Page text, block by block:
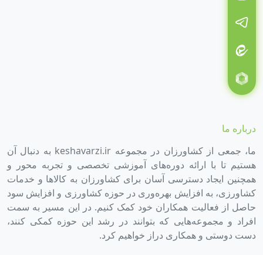
درباره ما
ما، جمعی از کشاورزان در مجموعه keshavarzi.ir به دنبال آن
هستیم تا با ارائه دوره‌های آموزشی تخصصی و تجربه محور و
همچنین ایجاد دسترسی آسان برای کشاورزان به کالاها و خدمات
کشاورزی، به افزایش بهره‌وری در حوزه کشاورزی و افزایش سود
حاصل از فعالیت همکاران خود کمک کنیم. در این مسیر به سمت
افراد و مجموعه‌هایی که بتوانند در رشد این حوزه کمکی کنند،
دست دوستی و همکاری دراز خواهیم کرد.